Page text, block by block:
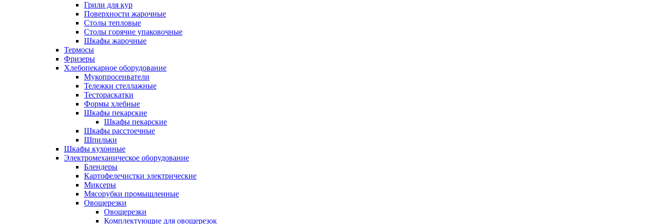
Грили для кур
Поверхности жарочные
Столы тепловые
Столы горячие упаковочные
Шкафы жарочные
Термосы
Фризеры
Хлебопекарное оборудование
Мукопросеиватели
Тележки стеллажные
Тестораскатки
Формы хлебные
Шкафы пекарские
Шкафы пекарские
Шкафы расстоечные
Шпильки
Шкафы кухонные
Электромеханическое оборудование
Блендеры
Картофелечистки электрические
Миксеры
Мясорубки промышленные
Овощерезки
Овощерезки
Комплектующие для овощерезок